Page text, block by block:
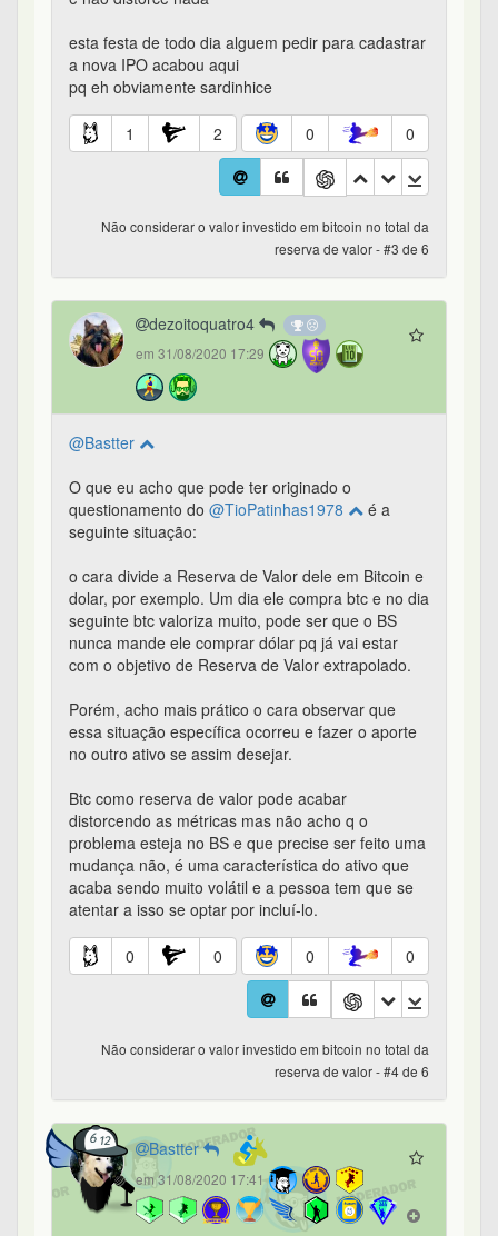
esta festa de todo dia alguem pedir para cadastrar
a nova IPO acabou aqui
pq eh obviamente sardinhice
1 2 0 0
Não considerar o valor investido em bitcoin no total da
reserva de valor - #3 de 6
dezoitoquatro4
em 31/08/2020 17:29
@Bastter
O que eu acho que pode ter originado o
questionamento do @TioPatinhas1978
é a
seguinte situação:
o cara divide a Reserva de Valor dele em Bitcoin e
dolar, por exemplo. Um dia ele compra btc e no dia
seguinte btc valoriza muito, pode ser que o BS
nunca mande ele comprar dólar pq já vai estar
com o objetivo de Reserva de Valor extrapolado.
Porém, acho mais prático o cara observar que
essa situação específica ocorreu e fazer o aporte
no outro ativo se assim desejar.
Btc como reserva de valor pode acabar
distorcendo as métricas mas não acho q o
problema esteja no BS e que precise ser feito uma
mudança não, é uma característica do ativo que
acaba sendo muito volátil e a pessoa tem que se
atentar a isso se optar por incluí-lo.
0 0 0 0
Não considerar o valor investido em bitcoin no total da
reserva de valor - #4 de 6
Bastter
em 31/08/2020 17:41